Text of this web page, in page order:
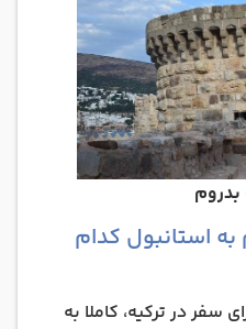
به استانبول کدام
سفر در ترکیه، کاملا به